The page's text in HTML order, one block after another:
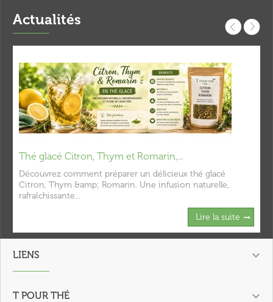
Actualités
Thé glacé Citron, Thym et Romarin,...
Découvrez comment préparer un délicieux thé glacé
Citron, Thym &amp; Romarin. Une infusion naturelle,
rafraîchissante...
Lire la suite
LIENS 
T POUR THÉ 